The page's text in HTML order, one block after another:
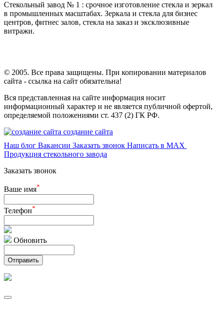
Стекольный завод № 1 : срочное изготовление стекла и зеркал
в промышленных масштабах. Зеркала и стекла для бизнес
центров, фитнес залов, стекла на заказ и эксклюзивные
витражи.
© 2005. Все права защищены. При копировании материалов
сайта - ссылка на сайт обязательна!
Вся представленная на сайте информация носит
информационный характер и не является публичной офертой,
определяемой положениями ст. 437 (2) ГК РФ.
создание сайта
Наш блог Вакансии Заказать звонок Написать в MAX
Продукция стекольного завода
Заказать звонок
Ваше имя*
Телефон*
Обновить